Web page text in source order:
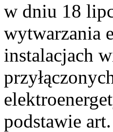
w dniu 18
wytwarzania
instalacjach
podstawie